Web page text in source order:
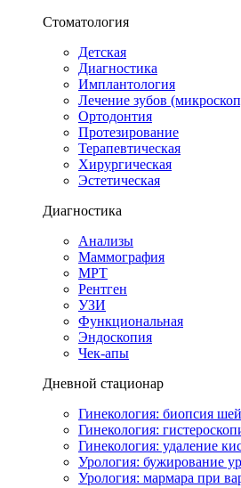
Стоматология
Детская
Диагностика
Имплантология
Лечение зубов
Ортодонтия
Протезирование
Терапевтическая
Хирургическая
Эстетическая
Диагностика
Анализы
Маммография
МРТ
Рентген
УЗИ
Функциональная
Эндоскопия
Чек-апы
Дневной стационар
Гинекология: биопсия
Гинекология:
Гинекология: удаление
Урология: бужирование
Урология: мармара при